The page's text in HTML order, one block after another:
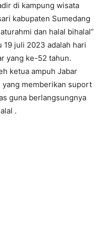
di kampung wisata
kabupaten Sumedang
dan halal bihalal”
juli 2023 adalah hari
yang ke-52 tahun.
ketua ampuh Jabar
memberikan suport
guna berlangsungnya
.